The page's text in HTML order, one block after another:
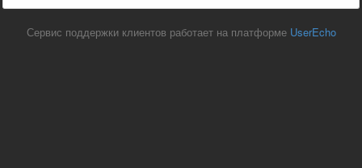
Сервис поддержки клиентов работает на платформе UserEcho